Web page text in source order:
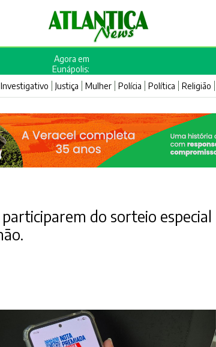
Agora em
Eunápolis:
Investigativo Justiça Mulher Polícia Política Religião
do sorteio especial